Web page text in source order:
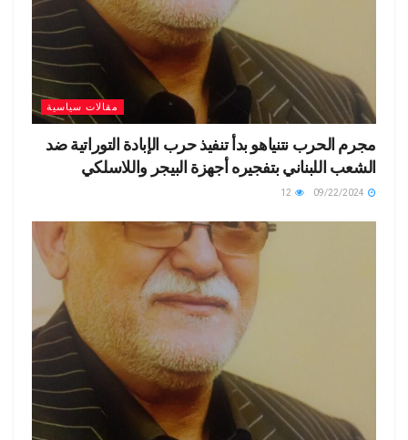
مقالات سياسية
مجرم الحرب نتنياهو بدأ تنفيذ حرب الإبادة التوراتية ضد
الشعب اللبناني بتفجيره أجهزة البيجر واللاسلكي